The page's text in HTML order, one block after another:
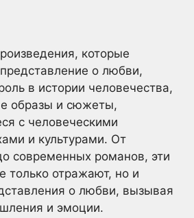
которые
о любви,
в истории человечества,
образы и сюжеты,
с человеческими
и культурами. От
современных романов, эти
только отражают, но и
о любви, вызывая
и эмоции.